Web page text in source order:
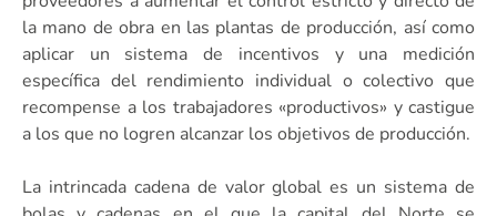
la mano de obra en las plantas de producción, así como
aplicar un sistema de incentivos y una medición
específica del rendimiento individual o colectivo que
recompense a los trabajadores «productivos» y castigue
a los que no logren alcanzar los objetivos de producción.
La intrincada cadena de valor global es un sistema de